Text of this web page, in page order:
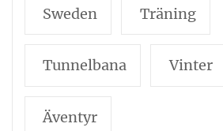
Sweden Träning
Tunnelbana Vinter
Äventyr